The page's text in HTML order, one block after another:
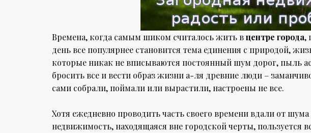
Времена, когда самым шиком считалось жить вцентре города,
день все популярнее становится тема единения с природой,
которые никак не вписываются постоянный шум дорог, пыль
бросить все и вести образ жизни а-ля древние люди –
сами собрали, поймали или вырастили, настроены не все.
Хотя ежедневно проводить часть своего времени вдали от
недвижимость, находящаяся вне городской черты, пользуется